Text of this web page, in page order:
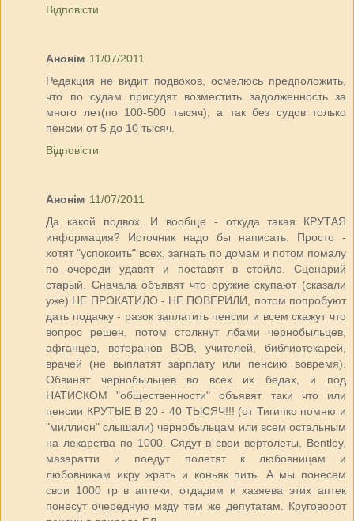
Відповісти
Анонім 11/07/2011
Редакция не видит подвохов, осмелюсь предположить,
что по судам присудят возместить задолженность за
много лет(по 100-500 тысяч), а так без судов только
пенсии от 5 до 10 тысяч.
Відповісти
Анонім 11/07/2011
Да какой подвох. И вообще - откуда такая КРУТАЯ
информация? Источник надо бы написать. Просто -
хотят "успокоить" всех, загнать по домам и потом помалу
по очереди удавят и поставят в стойло. Сценарий
старый. Сначала объявят что оружие скупают (сказали
уже) НЕ ПРОКАТИЛО - НЕ ПОВЕРИЛИ, потом попробуют
дать подачку - разок заплатить пенсии и всем скажут что
вопрос решен, потом столкнут лбами чернобыльцев,
афганцев, ветеранов ВОВ, учителей, библиотекарей,
врачей (не выплатят зарплату или пенсию вовремя).
Обвинят чернобыльцев во всех их бедах, и под
НАТИСКОМ "общественности" объявят таки что или
пенсии КРУТЫЕ В 20 - 40 ТЫСЯЧ!!! (от Тигипко помню и
"миллион" слышали) чернобыльцам или всем остальным
на лекарства по 1000. Сядут в свои вертолеты, Bentley,
мазаратти и поедут полетят к любовницам и
любовникам икру жрать и коньяк пить. А мы понесем
свои 1000 гр в аптеки, отдадим и хазяева этих аптек
понесут очередную мзду тем же депутатам. Круговорот